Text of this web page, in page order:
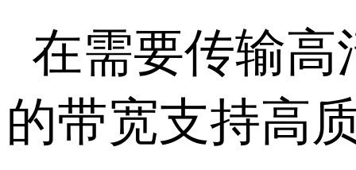
在需要传输高
的带宽支持高